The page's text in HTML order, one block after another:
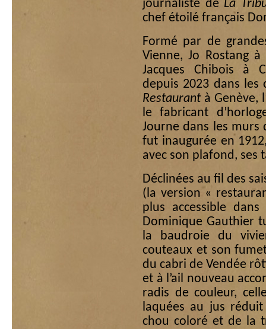
journaliste de La
chef étoilé français
Formé par de
Vienne, Jo Rostang
Jacques Chibois à
depuis 2023 dans
Restaurantà Genève,
le fabricant
Journe dans les murs
fut inaugurée en
avec son plafond, ses
Déclinées au fil des
(la version «
plus accessible
Dominique Gauthier
la baudroie du
couteaux et son
du cabri de Vendée
et à l’ail nouveau
radis de couleur,
laquées au jus
chou coloré et de la